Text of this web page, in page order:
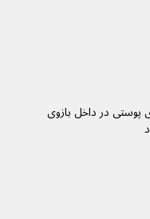
می‌تواند به صورت راش‌های پوستی در داخل بازوی